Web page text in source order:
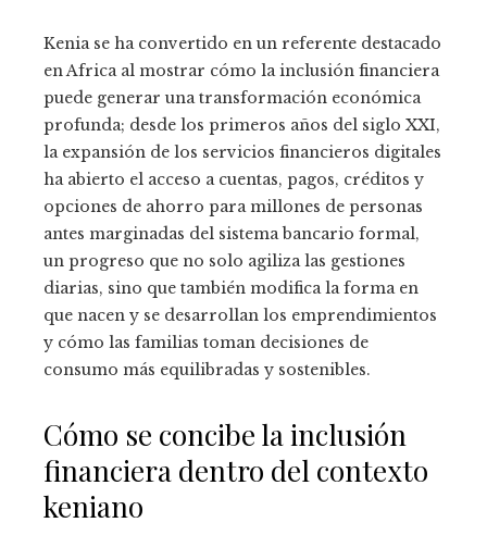
Kenia se ha convertido en un referente destacado
en Africa al mostrar cómo la inclusión financiera
puede generar una transformación económica
profunda; desde los primeros años del siglo XXI,
la expansión de los servicios financieros digitales
ha abierto el acceso a cuentas, pagos, créditos y
opciones de ahorro para millones de personas
antes marginadas del sistema bancario formal,
un progreso que no solo agiliza las gestiones
diarias, sino que también modifica la forma en
que nacen y se desarrollan los emprendimientos
y cómo las familias toman decisiones de
consumo más equilibradas y sostenibles.
Cómo se concibe la inclusión
financiera dentro del contexto
keniano